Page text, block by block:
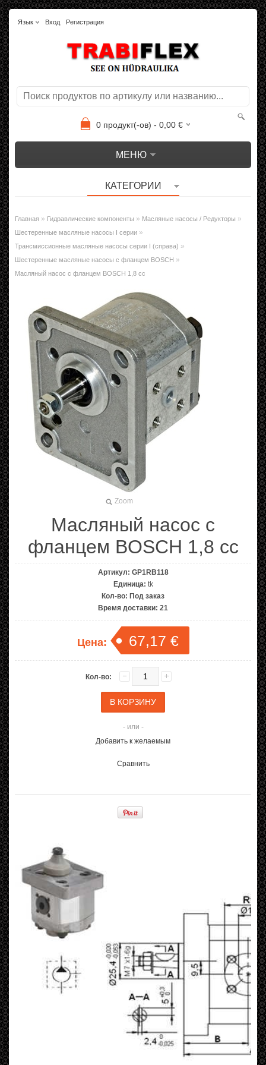
Язык Вход Регистрация
0 продукт(-ов) - 0,00 €
МЕНЮ
КАТЕГОРИИ
Главная » Гидравлические компоненты » Масляные насосы / Редукторы »
Шестеренные масляные насосы I серии »
Трансмиссионные масляные насосы серии I (справа) »
Шестеренные масляные насосы с фланцем BOSCH »
Масляный насос с фланцем BOSCH 1,8 cc
Zoom
Масляный насос с
фланцем BOSCH 1,8 cc
Артикул: GP1RB118
Единица: tk
Кол-во: Под заказ
Время доставки: 21
Цена: 67,17 €
Кол-во:
- или -
Добавить к желаемым
Сравнить